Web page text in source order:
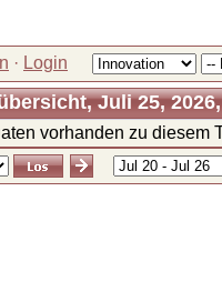
· Login
Juli 25,
vorhanden zu diesem